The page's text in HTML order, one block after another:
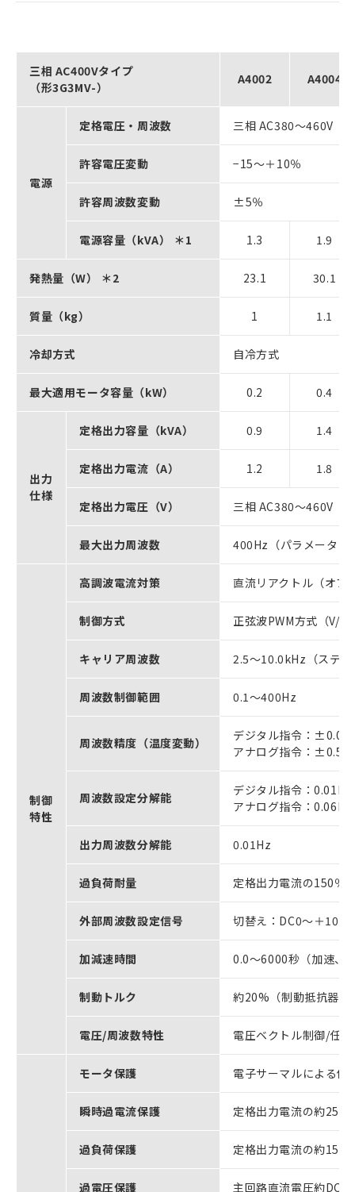
三相 AC400Vタイプ
（形3G3MV-）
A4002 A4004
電源
定格電圧・周波数 三相 AC380～460V
許容電圧変動 −15～＋10％
許容周波数変動 ±5％
電源容量（kVA） ＊1 1.3 1.9
発熱量（W） ＊2 23.1 30.1
質量（kg） 1 1.1
冷却方式 自冷方式
最大適用モータ容量（kW） 0.2 0.4
出力
仕様
定格出力容量（kVA） 0.9 1.4
定格出力電流（A） 1.2 1.8
定格出力電圧（V） 三相 AC380～460V（
最大出力周波数 400Hz（パラメータに
制御
特性
高調波電流対策 直流リアクトル（オプ
制御方式 正弦波PWM方式（V/f
キャリア周波数 2.5～10.0kHz（ステ
周波数制御範囲 0.1～400Hz
周波数精度（温度変動）
デジタル指令：
アナログ指令：±0.5
周波数設定分解能
デジタル指令：
アナログ指令：
出力周波数分解能 0.01Hz
過負荷耐量 定格出力電流の150％
外部周波数設定信号 切替え：DC0～＋
加減速時間 0.0～6000秒（加速、
制動トルク 約20%（制動抵抗器
電圧/周波数特性 電圧ベクトル制御/任
モータ保護 電子サーマルによる保
瞬時過電流保護 定格出力電流の約250
過負荷保護 定格出力電流の約150
過電圧保護 主回路直流電圧約